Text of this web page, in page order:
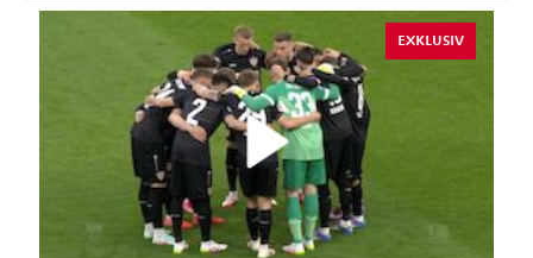
EXKLUSIV